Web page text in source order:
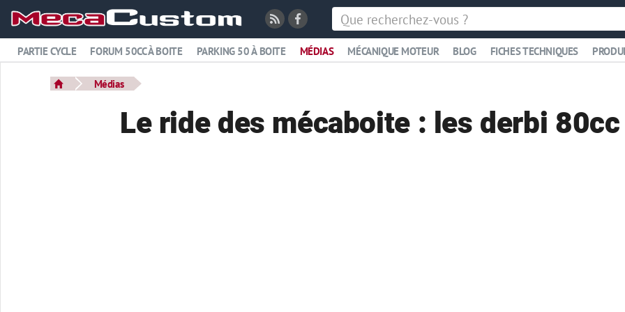
PARTIE CYCLE FORUM 50CC À BOITE PARKING 50 À BOITE MÉDIAS MÉCANIQUE MOTEUR BLOG FICHES TECHNIQUES
Médias
Le ride des mécaboite : les derbi 80cc